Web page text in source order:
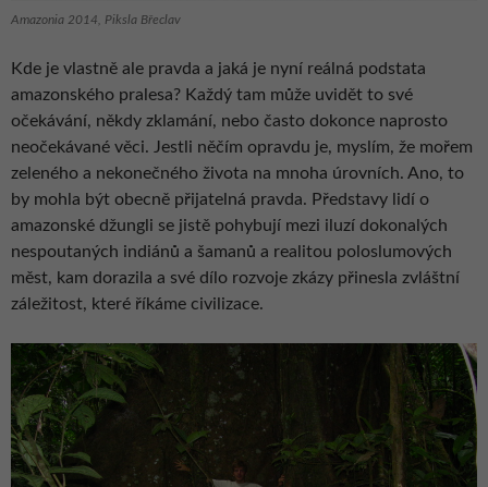
Amazonia 2014, Piksla Břeclav
Kde je vlastně ale pravda a jaká je nyní reálná podstata
amazonského pralesa? Každý tam může uvidět to své
očekávání, někdy zklamání, nebo často dokonce naprosto
neočekávané věci. Jestli něčím opravdu je, myslím, že mořem
zeleného a nekonečného života na mnoha úrovních. Ano, to
by mohla být obecně přijatelná pravda. Představy lidí o
amazonské džungli se jistě pohybují mezi iluzí dokonalých
nespoutaných indiánů a šamanů a realitou poloslumových
měst, kam dorazila a své dílo rozvoje zkázy přinesla zvláštní
záležitost, které říkáme civilizace.